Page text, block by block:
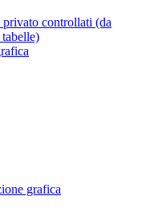
controllati (da
grafica